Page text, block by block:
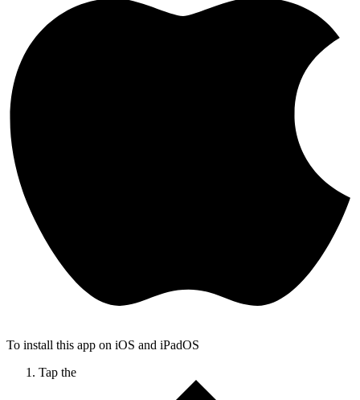
To install this app on iOS and iPadOS
Tap the